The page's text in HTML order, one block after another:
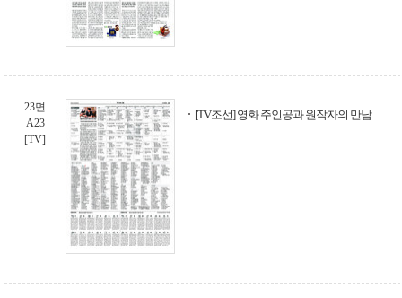
23면
A23
[TV]
[TV조선] 영화 주인공과 원작자의 만남